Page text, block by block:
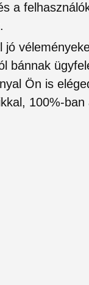
a
jó
bánnak
Ön is
100%-ban